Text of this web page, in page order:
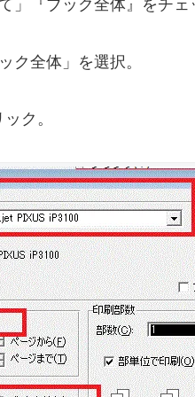
」『ブック全体』をチェ
ク全体」を選択。
ク。